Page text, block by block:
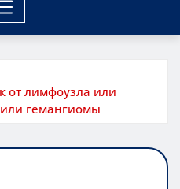
от лимфоузла или
гемангиомы